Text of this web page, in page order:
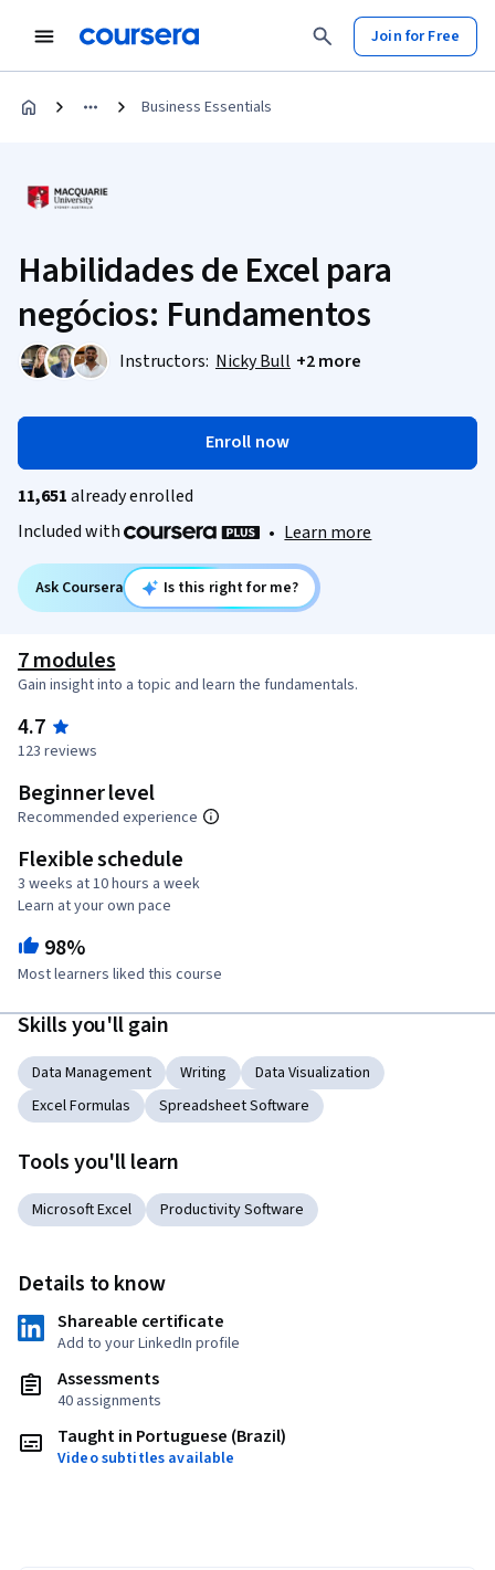
Join for Free
Business Essentials
Habilidades de Excel para
negócios: Fundamentos
Instructors: Nicky Bull +2 more
Enroll now
11,651already enrolled
Included with
• Learn more
Ask Coursera Is this right for me?
7 modules
Gain insight into a topic and learn the fundamentals.
4.7
123 reviews
Beginner level
Recommended experience
Flexible schedule
3 weeks at 10 hours a week
Learn at your own pace
98%
Most learners liked this course
Skills you'll gain
Data Management Writing
Data Visualization
Excel Formulas
Spreadsheet Software
Tools you'll learn
Microsoft Excel Productivity Software
Details to know
Shareable certificate
Add to your LinkedIn profile
Assessments
40 assignments
Taught in Portuguese (Brazil)
Video subtitles available